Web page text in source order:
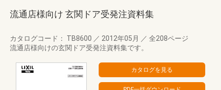
流通店様向け 玄関ドア受発注資料集
カタログコード： TB8600 ／ 2012年05月 ／ 全208ページ
流通店様向けの玄関ドア受発注資料集です。